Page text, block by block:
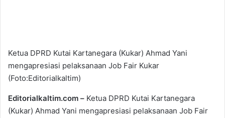
Ketua DPRD Kutai Kartanegara (Kukar) Ahmad Yani
mengapresiasi pelaksanaan Job Fair Kukar
(Foto:Editorialkaltim)
Editorialkaltim.com – Ketua DPRD Kutai Kartanegara
(Kukar) Ahmad Yani mengapresiasi pelaksanaan Job Fair